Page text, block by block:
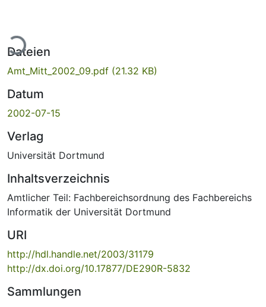
Dateien
Amt_Mitt_2002_09.pdf (21.32 KB)
Datum
2002-07-15
Verlag
Universität Dortmund
Inhaltsverzeichnis
Amtlicher Teil: Fachbereichsordnung des Fachbereichs
Informatik der Universität Dortmund
URI
http://hdl.handle.net/2003/31179
http://dx.doi.org/10.17877/DE290R-5832
Sammlungen